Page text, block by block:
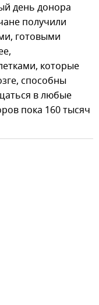
день донора
получили
готовыми
которые
способны
в любые
пока 160 тысяч